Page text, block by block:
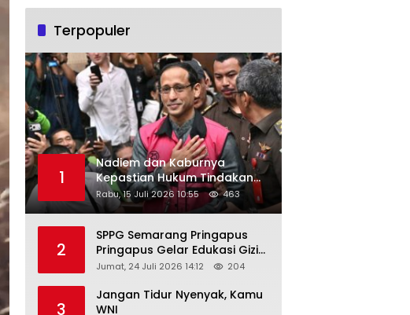
Terpopuler
1
Nadiem dan Kaburnya
Kepastian Hukum Tindakan
Pejabat Publik
Rabu, 15 Juli 2026 10:55 463
2
SPPG Semarang Pringapus
Pringapus Gelar Edukasi Gizi
di PAUD Bina Balita Peringati
Jumat, 24 Juli 2026 14:12 204
3
Jangan Tidur Nyenyak, Kamu
WNI